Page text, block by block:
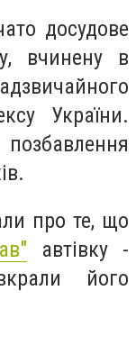
досудове
вчинену в
України.
позбавлення
про те, що
автівку -
його